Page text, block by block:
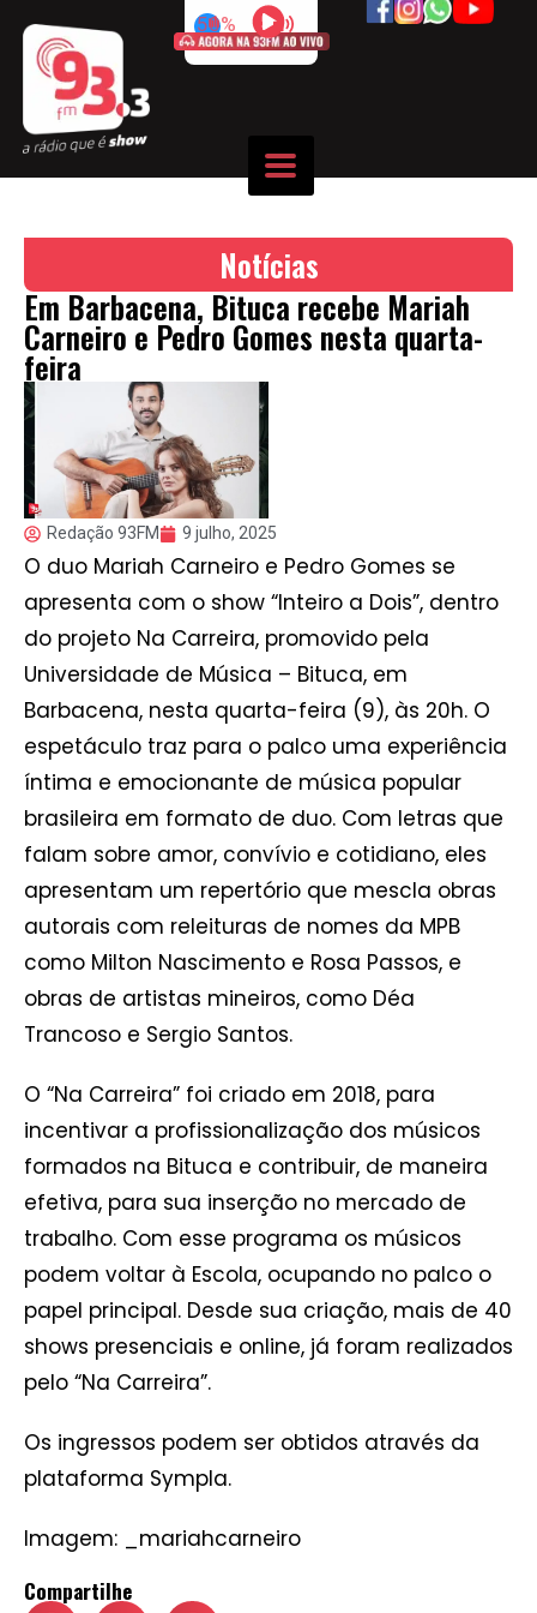
50%
Notícias
Em Barbacena, Bituca recebe Mariah
Carneiro e Pedro Gomes nesta quarta-
feira
Redação 93FM 9 julho, 2025
O duo Mariah Carneiro e Pedro Gomes se
apresenta com o show “Inteiro a Dois”, dentro
do projeto Na Carreira, promovido pela
Universidade de Música – Bituca, em
Barbacena, nesta quarta-feira (9), às 20h. O
espetáculo traz para o palco uma experiência
íntima e emocionante de música popular
brasileira em formato de duo. Com letras que
falam sobre amor, convívio e cotidiano, eles
apresentam um repertório que mescla obras
autorais com releituras de nomes da MPB
como Milton Nascimento e Rosa Passos, e
obras de artistas mineiros, como Déa
Trancoso e Sergio Santos.
O “Na Carreira” foi criado em 2018, para
incentivar a profissionalização dos músicos
formados na Bituca e contribuir, de maneira
efetiva, para sua inserção no mercado de
trabalho. Com esse programa os músicos
podem voltar à Escola, ocupando no palco o
papel principal. Desde sua criação, mais de 40
shows presenciais e online, já foram realizados
pelo “Na Carreira”.
Os ingressos podem ser obtidos através da
plataforma Sympla.
Imagem: _mariahcarneiro
Compartilhe